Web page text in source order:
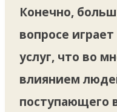
Конечно,
вопросе
услуг, что во
влиянием
поступающего